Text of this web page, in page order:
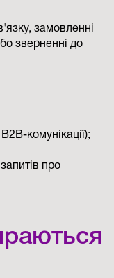
замовленні
зверненні до
комунікації);
про